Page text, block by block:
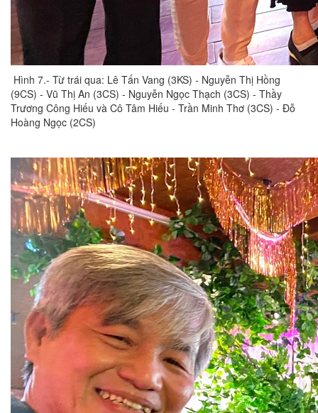
Hình 7.- Từ trái qua: Lê Tấn Vang (3KS) - Nguyễn Thị Hồng
(9CS) - Vũ Thị An (3CS) - Nguyễn Ngọc Thạch (3CS) - Thầy
Trương Công Hiếu và Cô Tâm Hiếu - Trần Minh Thơ (3CS) - Đỗ
Hoàng Ngọc (2CS)